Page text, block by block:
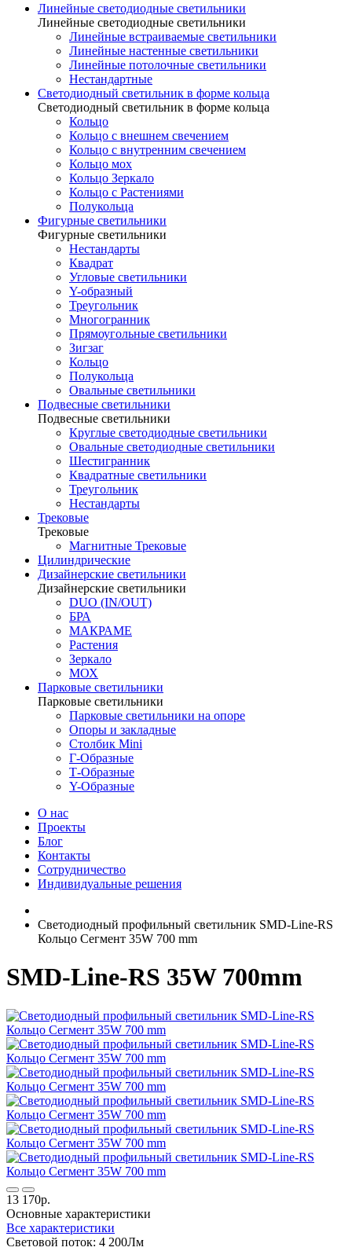
Линейные светодиодные светильники
Линейные светодиодные светильники
Линейные встраиваемые светильники
Линейные настенные светильники
Линейные потолочные светильники
Нестандартные
Светодиодный светильник в форме кольца
Светодиодный светильник в форме кольца
Кольцо
Кольцо с внешнем свечением
Кольцо с внутренним свечением
Кольцо мох
Кольцо Зеркало
Кольцо с Растениями
Полукольца
Фигурные светильники
Фигурные светильники
Нестандарты
Квадрат
Угловые светильники
Y-образный
Треугольник
Многогранник
Прямоугольные светильники
Зигзаг
Кольцо
Полукольца
Овальные светильники
Подвесные светильники
Подвесные светильники
Круглые светодиодные светильники
Овальные светодиодные светильники
Шестигранник
Квадратные светильники
Треугольник
Нестандарты
Трековые
Трековые
Магнитные Трековые
Цилиндрические
Дизайнерские светильники
Дизайнерские светильники
DUO (IN/OUT)
БРА
МАКРАМЕ
Растения
Зеркало
МОХ
Парковые светильники
Парковые светильники
Парковые светильники на опоре
Опоры и закладные
Столбик Mini
Г-Образные
Т-Образные
Y-Образные
О нас
Проекты
Блог
Контакты
Сотрудничество
Индивидуальные решения
Светодиодный профильный светильник SMD-Line-RS
Кольцо Сегмент 35W 700 mm
SMD-Line-RS 35W 700mm
13 170р.
Основные характеристики
Все характеристики
Световой поток: 4 200Лм